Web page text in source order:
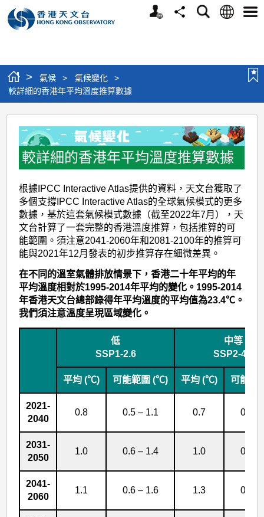
個
分
搜
語
選
> 氣候 > 氣候變化
>
較詳細的香港年平均溫度推算數據
較
詳
細
香
港
年
平
均
溫
度
推
較詳細的香港年平均溫度推算數據
根據IPCC Interactive Atlas提供的資料，天文台獲取了
多個支撐IPCC Interactive Atlas的全球氣候模式的更多
數據，基於這套氣候模式數據（截至2022年7月），天
文台計算了一套完整的香港溫度推算，包括推算的可
能範圍。須注意2041-2060年和2081-2100年的推算可
能與2021年12月發表的初步推算存在細微差異。
在不同的溫室氣體排放情景下，香港二十年平均的年
平均溫度相對於1995-2014年平均的變化。1995-2014
年香港天文台總部錄得年平均溫度的平均值為23.4℃。
我們須注意溫度呈現區域變化。
低
SSP1-2.6
中等
SSP2-4.5
平均 (℃) 可能範圍 (℃) 平均 (℃) 可能範
2021-
2040
0.8 0.5 – 1.1 0.7 0.5 –
2031-
2050
1.0 0.6 – 1.4 1.0 0.6 –
2041-
2060
1.1 0.6 – 1.6 1.3 0.8 –